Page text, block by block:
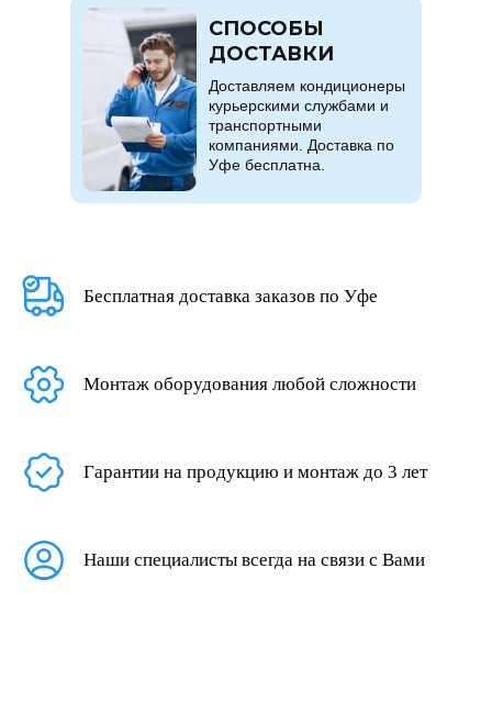
Доставляем кондиционеры
курьерскими службами и
транспортными
компаниями. Доставка по
Уфе бесплатна.
СПОСОБЫ
ДОСТАВКИ
Бесплатная доставка заказов по Уфе
Монтаж оборудования любой сложности
Гарантии на продукцию и монтаж до 3 лет
Наши специалисты всегда на связи с Вами